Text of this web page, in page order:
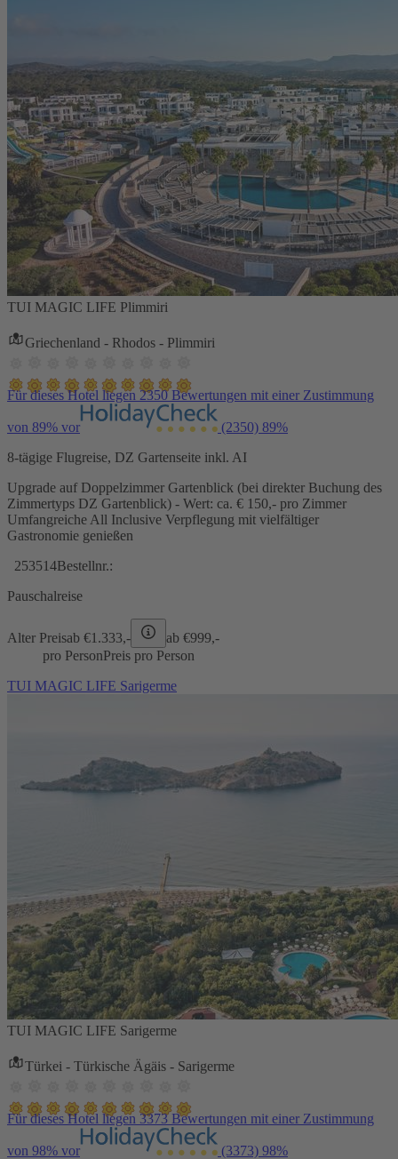
TUI MAGIC LIFE Plimmiri
Griechenland - Rhodos - Plimmiri
Für dieses Hotel liegen 2350 Bewertungen mit einer Zustimmung
von 89% vor (2350) 89%
8-tägige Flugreise, DZ Gartenseite inkl. AI
Upgrade auf Doppelzimmer Gartenblick (bei direkter Buchung des
Zimmertyps DZ Gartenblick) - Wert: ca. € 150,- pro Zimmer
Umfangreiche All Inclusive Verpflegung mit vielfältiger
Gastronomie genießen
253514Bestellnr.:
Pauschalreise
Alter Preisab €1.333,- ab €999,-
pro PersonPreis pro Person
TUI MAGIC LIFE Sarigerme
TUI MAGIC LIFE Sarigerme
Türkei - Türkische Ägäis - Sarigerme
Für dieses Hotel liegen 3373 Bewertungen mit einer Zustimmung
von 98% vor (3373) 98%